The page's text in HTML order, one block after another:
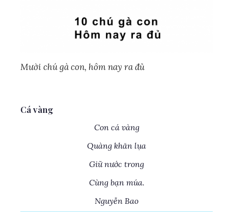
Mười chú gà con, hôm nay ra đủ
Cá vàng
Con cá vàng
Quàng khăn lụa
Giữ nước trong
Cùng bạn múa.
Nguyễn Bao